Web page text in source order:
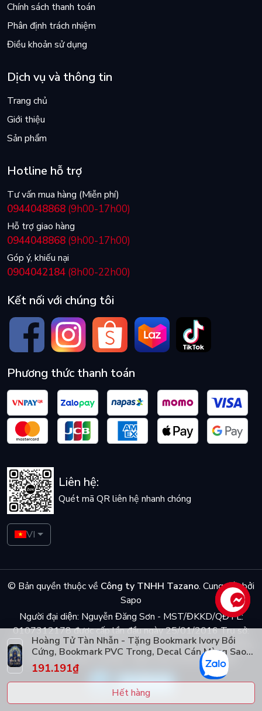
Hoàng Tử Tàn Nhẫn - Tặng Bookmark Ivory Bồi
Cứng, Bookmark PVC Trong, Decal Cán Màng Sao
Trời (Số Lượng Có Hạn)
191.191₫
Hết hàng
Chính sách thanh toán
Phân định trách nhiệm
Điều khoản sử dụng
Dịch vụ và thông tin
Trang chủ
Giới thiệu
Sản phẩm
Hotline hỗ trợ
Tư vấn mua hàng (Miễn phí)
0944048868 (9h00-17h00)
Hỗ trợ giao hàng
0944048868 (9h00-17h00)
Góp ý, khiếu nại
0904042184 (8h00-22h00)
Kết nối với chúng tôi
Phương thức thanh toán
Liên hệ:
Quét mã QR liên hệ nhanh chóng
VI
© Bản quyền thuộc về Công ty TNHH Tazano. Cung cấp bởi
Sapo
Người đại diện: Nguyễn Đăng Sơn - MST/ĐKKD/QĐTL:
0107312178 được cấp lần đầu ngày 25/01/2016 Trụ sở:
Số 5 ngõ Dã Tương, phố Dã Tượng, phường Trần Hưng Đạo,
quận Hoàn Kiếm, Hà Nội - Điện thoại: 0944048868
Liên hệ